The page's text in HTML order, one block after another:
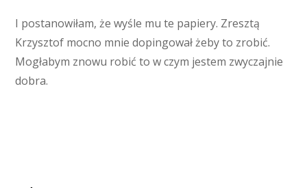
I postanowiłam, że wyśle mu te papiery. Zresztą
Krzysztof mocno mnie dopingował żeby to zrobić.
Mogłabym znowu robić to w czym jestem zwyczajnie
dobra.